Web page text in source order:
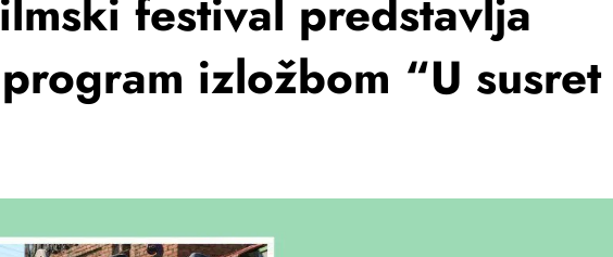
festival predstavlja
izložbom “U susret